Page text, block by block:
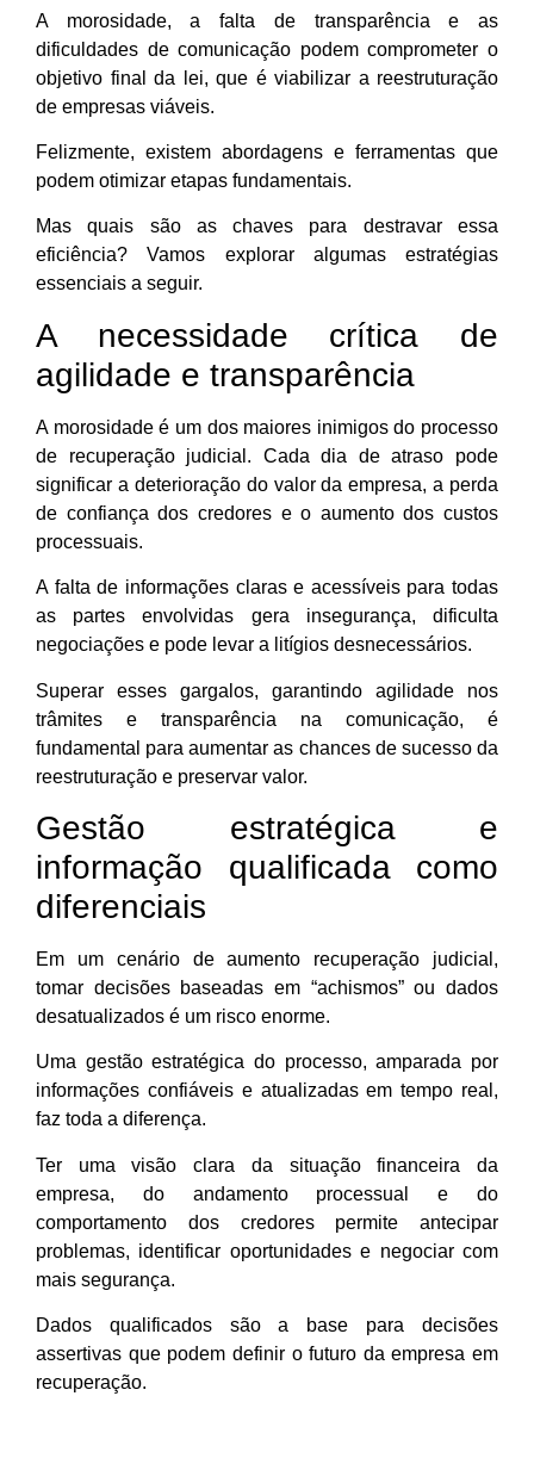
A morosidade, a falta de transparência e as
dificuldades de comunicação podem comprometer o
objetivo final da lei, que é viabilizar a reestruturação
de empresas viáveis.
Felizmente, existem abordagens e ferramentas que
podem otimizar etapas fundamentais.
Mas quais são as chaves para destravar essa
eficiência? Vamos explorar algumas estratégias
essenciais a seguir.
A necessidade crítica de
agilidade e transparência
A morosidade é um dos maiores inimigos do processo
de recuperação judicial. Cada dia de atraso pode
significar a deterioração do valor da empresa, a perda
de confiança dos credores e o aumento dos custos
processuais.
A falta de informações claras e acessíveis para todas
as partes envolvidas gera insegurança, dificulta
negociações e pode levar a litígios desnecessários.
Superar esses gargalos, garantindo agilidade nos
trâmites e transparência na comunicação, é
fundamental para aumentar as chances de sucesso da
reestruturação e preservar valor.
Gestão estratégica e
informação qualificada como
diferenciais
Em um cenário de aumento recuperação judicial,
tomar decisões baseadas em “achismos” ou dados
desatualizados é um risco enorme.
Uma gestão estratégica do processo, amparada por
informações confiáveis e atualizadas em tempo real,
faz toda a diferença.
Ter uma visão clara da situação financeira da
empresa, do andamento processual e do
comportamento dos credores permite antecipar
problemas, identificar oportunidades e negociar com
mais segurança.
Dados qualificados são a base para decisões
assertivas que podem definir o futuro da empresa em
recuperação.